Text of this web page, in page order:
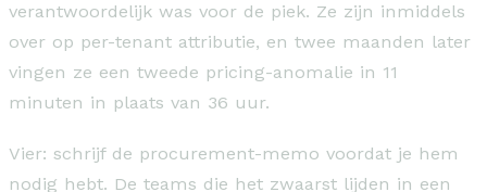
verantwoordelijk was voor de piek. Ze zijn inmiddels
over op per-tenant attributie, en twee maanden later
vingen ze een tweede pricing-anomalie in 11
minuten in plaats van 36 uur.
Vier: schrijf de procurement-memo voordat je hem
nodig hebt. De teams die het zwaarst lijden in een